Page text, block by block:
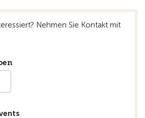
Nehmen Sie Kontakt mit